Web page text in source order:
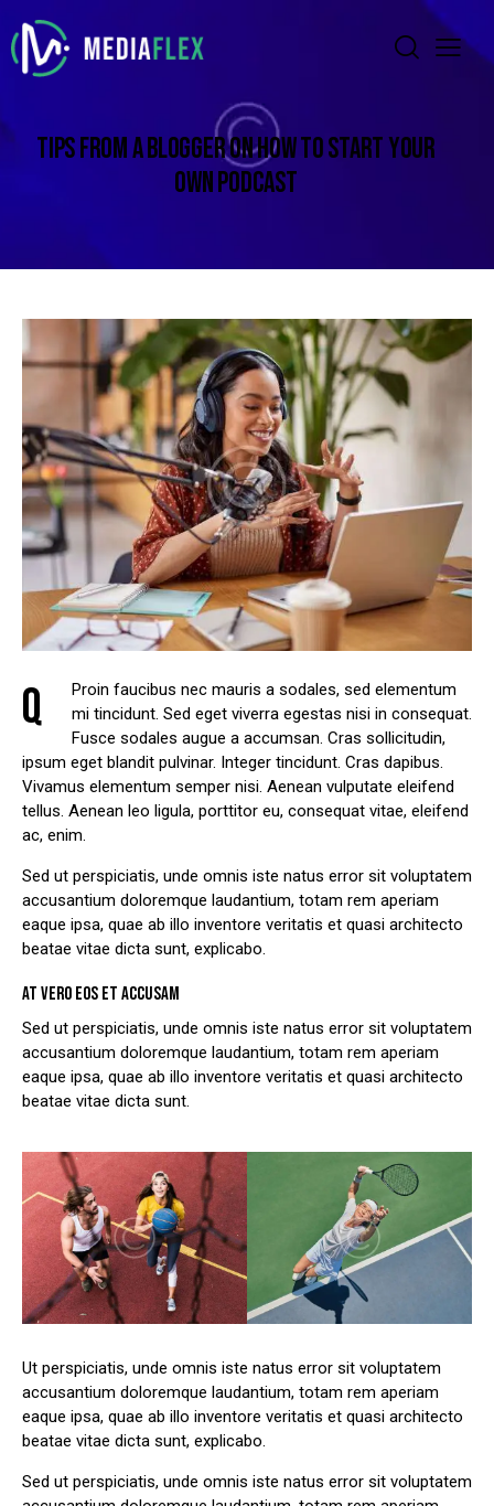
TIPS FROM A BLOGGER ON HOW TO START YOUR
OWN PODCAST
Q
Proin faucibus nec mauris a sodales, sed elementum
mi tincidunt. Sed eget viverra egestas nisi in consequat.
Fusce sodales augue a accumsan. Cras sollicitudin,
ipsum eget blandit pulvinar. Integer tincidunt. Cras dapibus.
Vivamus elementum semper nisi. Aenean vulputate eleifend
tellus. Aenean leo ligula, porttitor eu, consequat vitae, eleifend
ac, enim.
Sed ut perspiciatis, unde omnis iste natus error sit voluptatem
accusantium doloremque laudantium, totam rem aperiam
eaque ipsa, quae ab illo inventore veritatis et quasi architecto
beatae vitae dicta sunt, explicabo.
AT VERO EOS ET ACCUSAM
Sed ut perspiciatis, unde omnis iste natus error sit voluptatem
accusantium doloremque laudantium, totam rem aperiam
eaque ipsa, quae ab illo inventore veritatis et quasi architecto
beatae vitae dicta sunt.
Ut perspiciatis, unde omnis iste natus error sit voluptatem
accusantium doloremque laudantium, totam rem aperiam
eaque ipsa, quae ab illo inventore veritatis et quasi architecto
beatae vitae dicta sunt, explicabo.
Sed ut perspiciatis, unde omnis iste natus error sit voluptatem